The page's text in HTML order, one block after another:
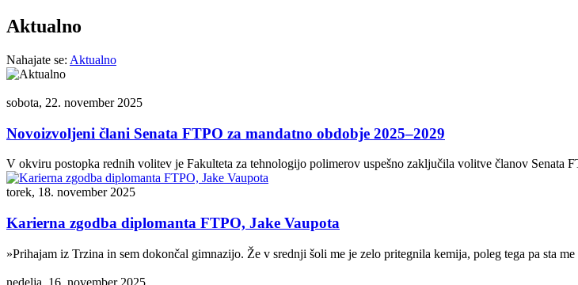
Aktualno
Nahajate se: Aktualno
sobota, 22. november 2025
Novoizvoljeni člani Senata FTPO za mandatno obdobje 2025–2029
V okviru postopka rednih volitev je Fakulteta za tehnologijo polimerov uspešno zaključila volitve članov Senata
torek, 18. november 2025
Karierna zgodba diplomanta FTPO, Jake Vaupota
»Prihajam iz Trzina in sem dokončal gimnazijo. Že v srednji šoli me je zelo pritegnila kemija, poleg tega pa sta
nedelja, 16. november 2025